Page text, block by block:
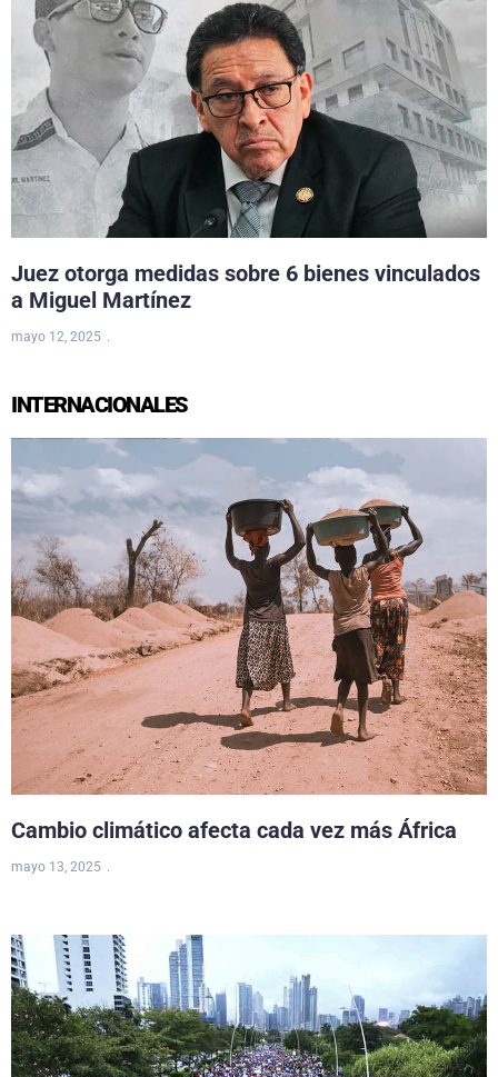
Juez otorga medidas sobre 6 bienes vinculados
a Miguel Martínez
mayo 12, 2025
INTERNACIONALES
Cambio climático afecta cada vez más África
mayo 13, 2025